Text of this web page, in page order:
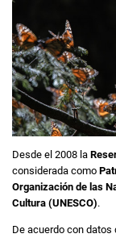
Desde el 2008 la
considerada como
Organización de las
Cultura (UNESCO).
De acuerdo con datos